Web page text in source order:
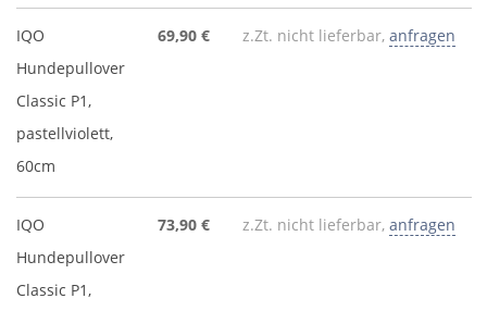
IQO
Hundepullover
Classic P1,
pastellviolett,
60cm
69,90 € z.Zt. nicht lieferbar, anfragen
IQO
Hundepullover
Classic P1,
73,90 € z.Zt. nicht lieferbar, anfragen